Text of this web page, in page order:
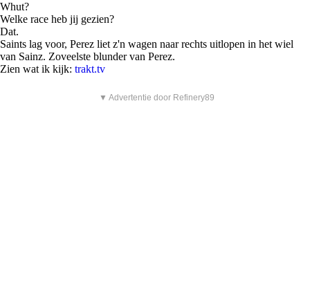
Whut?
Welke race heb jij gezien?
Dat.
Saints lag voor, Perez liet z'n wagen naar rechts uitlopen in het wiel
van Sainz. Zoveelste blunder van Perez.
Zien wat ik kijk: trakt.tv
▼ Advertentie door Refinery89